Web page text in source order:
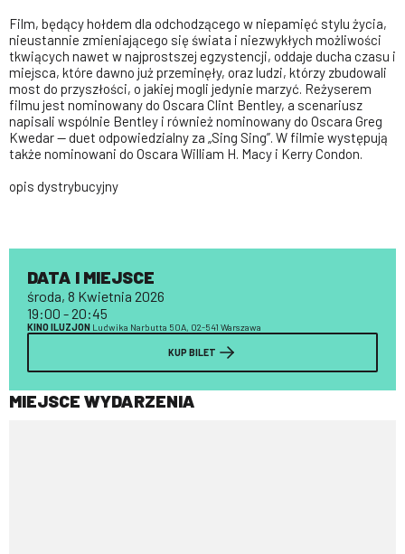
Film, będący hołdem dla odchodzącego w niepamięć stylu życia,
nieustannie zmieniającego się świata i niezwykłych możliwości
tkwiących nawet w najprostszej egzystencji, oddaje ducha czasu i
miejsca, które dawno już przeminęły, oraz ludzi, którzy zbudowali
most do przyszłości, o jakiej mogli jedynie marzyć. Reżyserem
filmu jest nominowany do Oscara Clint Bentley, a scenariusz
napisali wspólnie Bentley i również nominowany do Oscara Greg
Kwedar — duet odpowiedzialny za „Sing Sing”. W filmie występują
także nominowani do Oscara William H. Macy i Kerry Condon.
opis dystrybucyjny
DATA I MIEJSCE
środa, 8 Kwietnia 2026
19:00 - 20:45
KINO ILUZJON Ludwika Narbutta 50A, 02-541 Warszawa
KUP BILET
MIEJSCE WYDARZENIA